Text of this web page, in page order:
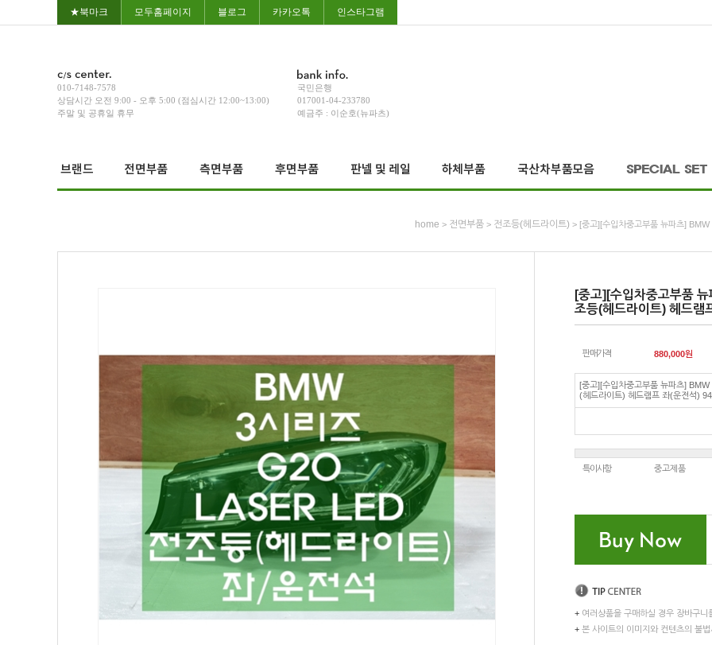
★북마크 모두홈페이지 블로그 카카오톡 인스타그램
010-7148-7578
상담시간 오전 9:00 - 오후 5:00 (점심시간 12:00~13:00)
주말 및 공휴일 휴무
국민은행
017001-04-233780
예금주 : 이순호(뉴파츠)
home > 전면부품 > 전조등(헤드라이트) > [중고][수입차중고부품 뉴파츠]
[중고][수입차중고부품
조등(헤드라이트) 헤드램
판매가격 880,000원
[중고][수입차중고부품 뉴파츠]
(헤드라이트) 헤드램프 좌(운전석)
특이사항 중고제품
+ 여러상품을 구매하실 경우 장바구니
+ 본 사이트의 이미지와 컨텐츠의 불법